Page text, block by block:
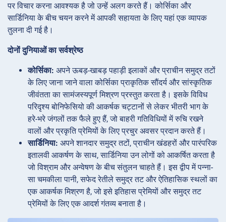
पर विचार करना आवश्यक है जो उन्हें अलग करते हैं। कोर्सिका और
सार्डिनिया के बीच चयन करने में आपकी सहायता के लिए यहां एक व्यापक
तुलना दी गई है।
दोनों दुनियाओं का सर्वश्रेष्ठ
कोर्सिका: अपने ऊबड़-खाबड़ पहाड़ी इलाकों और प्राचीन समुद्र तटों
के लिए जाना जाने वाला कोर्सिका प्राकृतिक सौंदर्य और सांस्कृतिक
जीवंतता का सामंजस्यपूर्ण मिश्रण प्रस्तुत करता है। इसके विविध
परिदृश्य बोनिफेसियो की आकर्षक चट्टानों से लेकर भीतरी भाग के
हरे-भरे जंगलों तक फैले हुए हैं, जो बाहरी गतिविधियों में रुचि रखने
वालों और प्रकृति प्रेमियों के लिए प्रचुर अवसर प्रदान करते हैं।
सार्डिनिया: अपने शानदार समुद्र तटों, प्राचीन खंडहरों और पारंपरिक
इतालवी आकर्षण के साथ, सार्डिनिया उन लोगों को आकर्षित करता है
जो विश्राम और अन्वेषण के बीच संतुलन चाहते हैं। इस द्वीप में पन्ना-
सा चमकीला पानी, सफेद रेतीले समुद्र तट और ऐतिहासिक स्थलों का
एक आकर्षक मिश्रण है, जो इसे इतिहास प्रेमियों और समुद्र तट
प्रेमियों के लिए एक आदर्श गंतव्य बनाता है।